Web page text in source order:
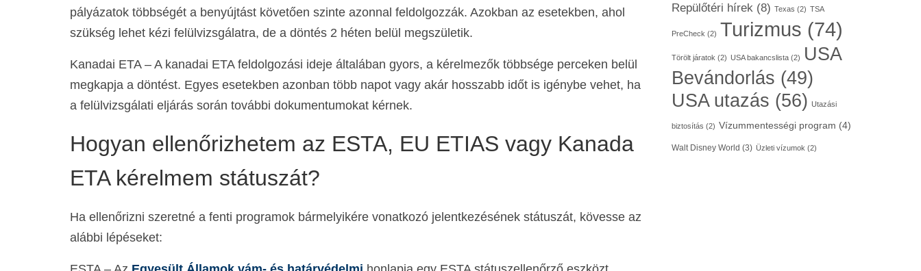
pályázatok többségét a benyújtást követően szinte azonnal feldolgozzák. Azokban az esetekben, ahol
szükség lehet kézi felülvizsgálatra, de a döntés 2 héten belül megszületik.
Kanadai ETA – A kanadai ETA feldolgozási ideje általában gyors, a kérelmezők többsége perceken belül
megkapja a döntést. Egyes esetekben azonban több napot vagy akár hosszabb időt is igénybe vehet, ha
a felülvizsgálati eljárás során további dokumentumokat kérnek.
Hogyan ellenőrizhetem az ESTA, EU ETIAS vagy Kanada
ETA kérelmem státuszát?
Ha ellenőrizni szeretné a fenti programok bármelyikére vonatkozó jelentkezésének státuszát, kövesse az
alábbi lépéseket:
Repülőtéri hírek(8) Texas (2) TSA
PreCheck (2) Turizmus (74)
Törölt járatok (2) USA bakancslista(2)
USA
Bevándorlás (49)
USA utazás (56) Utazási
biztosítás (2) Vízummentességi program (4)
Walt Disney World (3) Üzleti vízumok (2)